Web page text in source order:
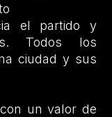
el partido y
Todos los
ciudad y sus
un valor de